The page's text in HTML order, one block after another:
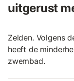
uitgerust
Zelden. Volgens
heeft de
zwembad.